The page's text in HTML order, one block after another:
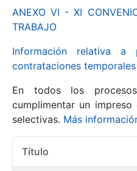
Mostrar/Ocultar
ANEXO VI - XI
TRABAJO
Información relativa a
contrataciones temporales
En todos los
cumplimentar un
selectivas. Más
Título